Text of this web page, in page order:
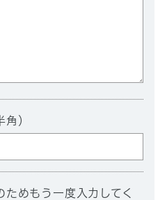
）
ためもう一度入力してく